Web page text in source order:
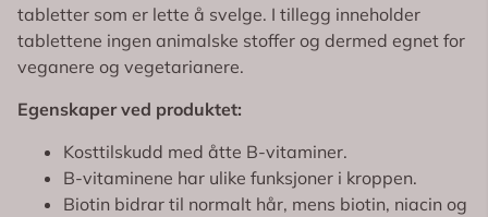
tabletter som er lette å svelge. I tillegg inneholder
tablettene ingen animalske stoffer og dermed egnet for
veganere og vegetarianere.
Egenskaper ved produktet:
Kosttilskudd med åtte B-vitaminer.
B-vitaminene har ulike funksjoner i kroppen.
Biotin bidrar til normalt hår, mens biotin, niacin og